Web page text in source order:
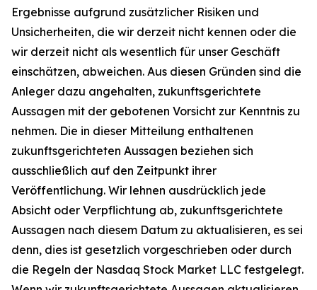
Ergebnisse aufgrund zusätzlicher Risiken und
Unsicherheiten, die wir derzeit nicht kennen oder die
wir derzeit nicht als wesentlich für unser Geschäft
einschätzen, abweichen. Aus diesen Gründen sind die
Anleger dazu angehalten, zukunftsgerichtete
Aussagen mit der gebotenen Vorsicht zur Kenntnis zu
nehmen. Die in dieser Mitteilung enthaltenen
zukunftsgerichteten Aussagen beziehen sich
ausschließlich auf den Zeitpunkt ihrer
Veröffentlichung. Wir lehnen ausdrücklich jede
Absicht oder Verpflichtung ab, zukunftsgerichtete
Aussagen nach diesem Datum zu aktualisieren, es sei
denn, dies ist gesetzlich vorgeschrieben oder durch
die Regeln der Nasdaq Stock Market LLC festgelegt.